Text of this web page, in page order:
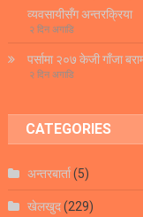
व्यवसायीसँग अन्तरक्रिया
२ दिन अगाडि
पर्सामा २०७ केजी गाँजा
२ दिन अगाडि
CATEGORIES
अन्तरबार्ता(5)
खेलखुद(229)